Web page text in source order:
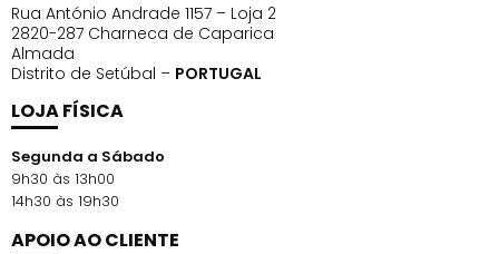
Rua António Andrade 1157 – Loja 2
2820-287 Charneca de Caparica
Almada
Distrito de Setúbal – PORTUGAL
LOJA FÍSICA
Segunda a Sábado
9h30 às 13h00
14h30 às 19h30
APOIO AO CLIENTE